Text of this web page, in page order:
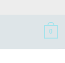
0